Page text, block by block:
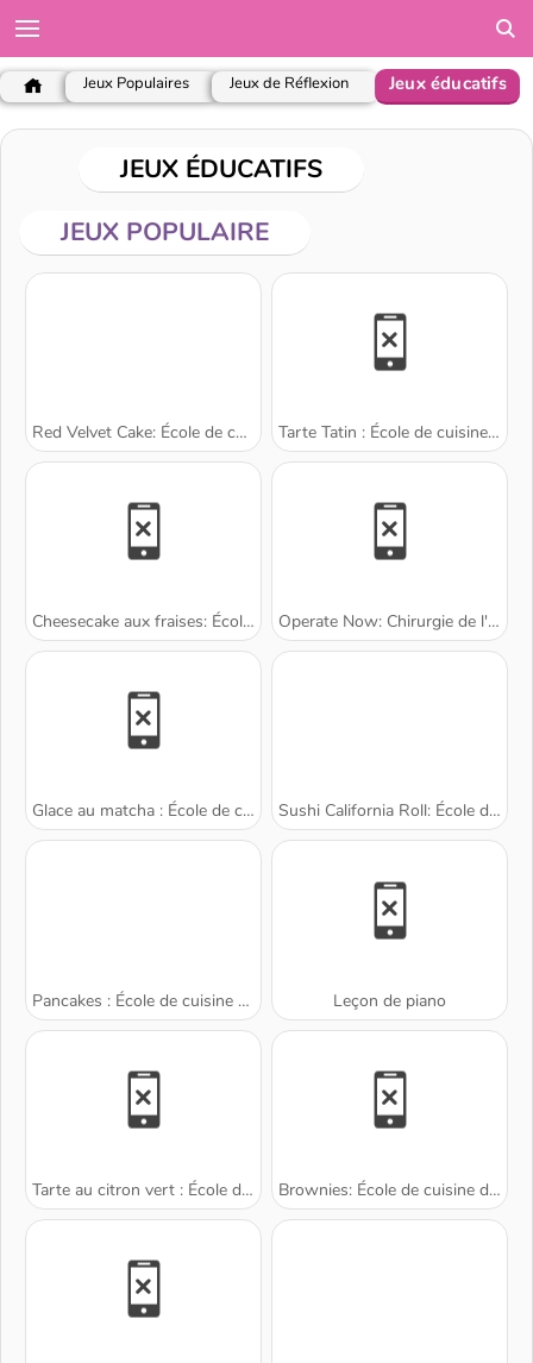
Jeux Populaires Jeux de Réflexion Jeux éducatifs
JEUX ÉDUCATIFS
JEUX POPULAIRE
Red Velvet Cake: École de cuisine de Sara Tarte Tatin : École de cuisine de Sara
Cheesecake aux fraises: École de Sara Operate Now: Chirurgie de l'oreille
Glace au matcha : École de cuisine de Sara Sushi California Roll: École de cuisine de Sara
Pancakes : École de cuisine de Sara Leçon de piano
Tarte au citron vert : École de cuisine de Sara Brownies: École de cuisine de Sara